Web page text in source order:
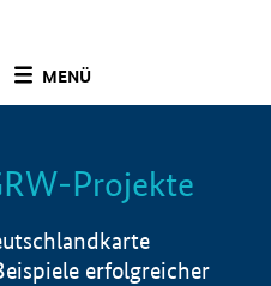
MENÜ
Info
Projekte
erfolgreicher